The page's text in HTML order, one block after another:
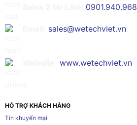
0901.940.968
sales@wetechviet.vn
www.wetechviet.vn
HỖ TRỢ KHÁCH HÀNG
Tin khuyến mại